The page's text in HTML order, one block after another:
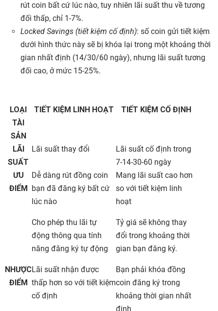
rút coin bất cứ lúc nào, tuy nhiên lãi suất thu về tương
đối thấp, chỉ 1-7%.
Locked Savings (tiết kiệm cố định): số coin gửi tiết kiệm
dưới hình thức này sẽ bị khóa lại trong một khoảng thời
gian nhất định (14/30/60 ngày), nhưng lãi suất tương
đối cao, ở mức 15-25%.
LOẠI
TÀI
SẢN
TIẾT KIỆM LINH HOẠT TIẾT KIỆM CỐ ĐỊNH
LÃI
SUẤT
Lãi suất thay đổi
Lãi suất cố định trong
7-14-30-60 ngày
ƯU
ĐIỂM
Dễ dàng rút đồng coin
bạn đã đăng ký bất cứ
lúc nào
Cho phép thu lãi tự
động thông qua tính
năng đăng ký tự động
Mang lãi suất cao hơn
so với tiết kiệm linh
hoạt
Tỷ giá sẽ không thay
đổi trong khoảng thời
gian bạn đăng ký.
NHƯỢC
ĐIỂM
Lãi suất nhận được
thấp hơn so với tiết kiệm
cố định
Bạn phải khóa đồng
coin đăng ký trong
khoảng thời gian nhất
định